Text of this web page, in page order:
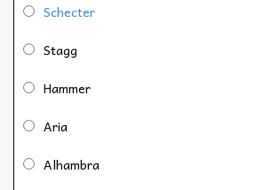
Schecter
Stagg
Hammer
Aria
Alhambra